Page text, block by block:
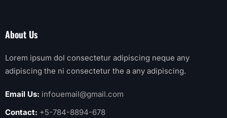
About Us
Lorem ipsum dol consectetur adipiscing neque any
adipiscing the ni consectetur the a any adipiscing.
Email Us: infouemail@gmail.com
Contact: +5-784-8894-678